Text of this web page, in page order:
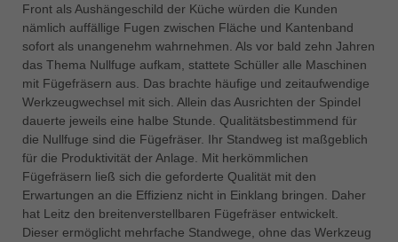
Front als Aushängeschild der Küche würden die Kunden
nämlich auffällige Fugen zwischen Fläche und Kantenband
sofort als unangenehm wahrnehmen. Als vor bald zehn Jahren
das Thema Nullfuge aufkam, stattete Schüller alle Maschinen
mit Fügefräsern aus. Das brachte häufige und zeitaufwendige
Werkzeugwechsel mit sich. Allein das Ausrichten der Spindel
dauerte jeweils eine halbe Stunde. Qualitätsbestimmend für
die Nullfuge sind die Fügefräser. Ihr Standweg ist maßgeblich
für die Produktivität der Anlage. Mit herkömmlichen
Fügefräsern ließ sich die geforderte Qualität mit den
Erwartungen an die Effizienz nicht in Einklang bringen. Daher
hat Leitz den breitenverstellbaren Fügefräser entwickelt.
Dieser ermöglicht mehrfache Standwege, ohne das Werkzeug